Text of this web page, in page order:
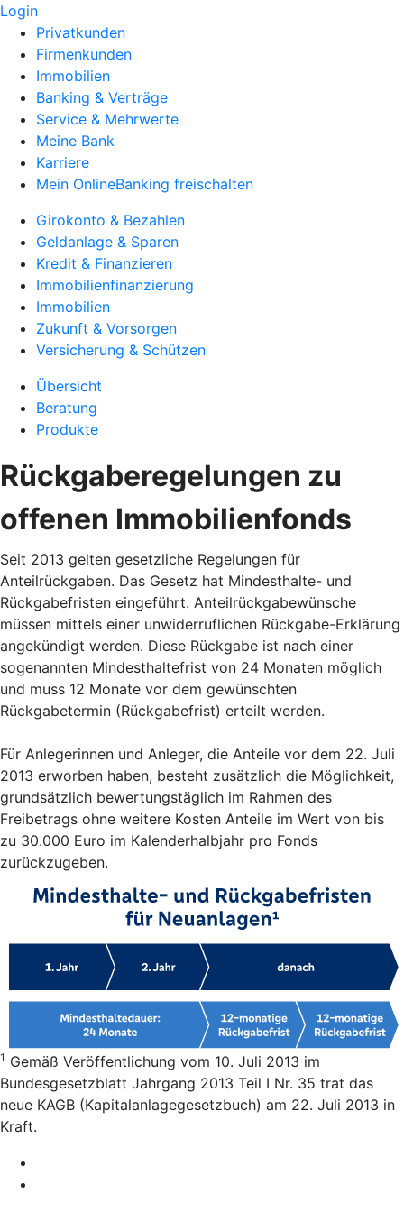
Login
Privatkunden
Firmenkunden
Immobilien
Banking & Verträge
Service & Mehrwerte
Meine Bank
Karriere
Mein OnlineBanking freischalten
Girokonto & Bezahlen
Geldanlage & Sparen
Kredit & Finanzieren
Immobilienfinanzierung
Immobilien
Zukunft & Vorsorgen
Versicherung & Schützen
Übersicht
Beratung
Produkte
Rückgaberegelungen zu
offenen Immobilienfonds
Seit 2013 gelten gesetzliche Regelungen für
Anteilrückgaben. Das Gesetz hat Mindesthalte- und
Rückgabefristen eingeführt. Anteilrückgabewünsche
müssen mittels einer unwiderruflichen Rückgabe-Erklärung
angekündigt werden. Diese Rückgabe ist nach einer
sogenannten Mindesthaltefrist von 24 Monaten möglich
und muss 12 Monate vor dem gewünschten
Rückgabetermin (Rückgabefrist) erteilt werden.
Für Anlegerinnen und Anleger, die Anteile vor dem 22. Juli
2013 erworben haben, besteht zusätzlich die Möglichkeit,
grundsätzlich bewertungstäglich im Rahmen des
Freibetrags ohne weitere Kosten Anteile im Wert von bis
zu 30.000 Euro im Kalenderhalbjahr pro Fonds
zurückzugeben.
1 Gemäß Veröffentlichung vom 10. Juli 2013 im
Bundesgesetzblatt Jahrgang 2013 Teil I Nr. 35 trat das
neue KAGB (Kapitalanlagegesetzbuch) am 22. Juli 2013 in
Kraft.